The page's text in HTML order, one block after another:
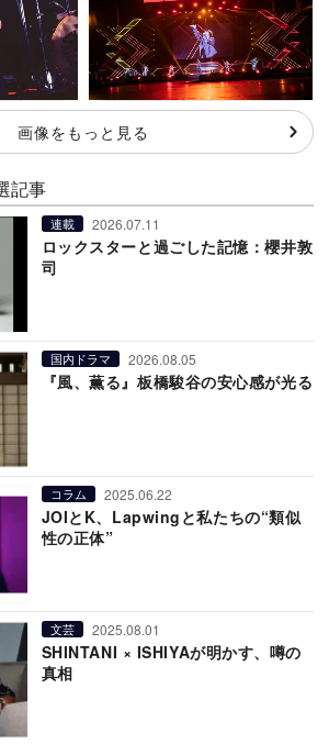
画像をもっと見る
記事
連載 2026.07.11
ロックスターと過ごした記憶：櫻井敦
司
国内ドラマ 2026.08.05
『風、薫る』板橋駿谷の安心感が光る
コラム 2025.06.22
JOIとK、Lapwingと私たちの“類似
性の正体”
文芸 2025.08.01
SHINTANI × ISHIYAが明かす、噂の
真相